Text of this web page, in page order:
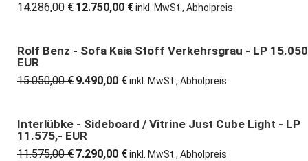
14.286,00€ Ursprünglicher
14.286,00 €
12.750,00 €Aktueller
12.750,00 €.
inkl. MwSt., Abholpreis
37% günstiger
Rolf Benz - Sofa Kaia Stoff Verkehrsgrau - LP 15.050
EUR
15.050,00€ Ursprünglicher
15.050,00 €
9.490,00 €Aktueller
9.490,00 €.
inkl. MwSt., Abholpreis
37% günstiger
Interlübke - Sideboard / Vitrine Just Cube Light - LP
11.575,- EUR
11.575,00€ Ursprünglicher
7.290,00 €Aktueller
inkl. MwSt., Abholpreis